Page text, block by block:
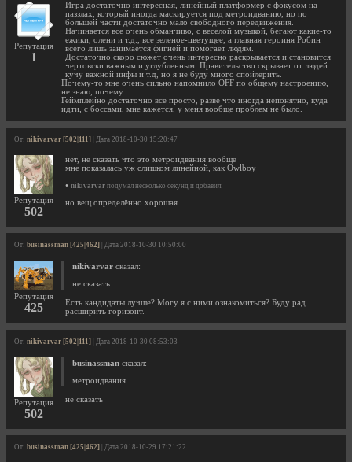
Репутация
1
Игра достаточно интересная, линейный платформер с фокусом на
паззлах, который иногда маскируется под метроидванию, но по
большей части достаточно мало свободного передвижения.
Начинается все очень обманчиво, с веселой музыкой, бегают какие-то
ежики, олени и т.д., все зеленое-цветущее, а главная героиня Робин
всего лишь занимается фигней и помогает людям.
Достаточно скоро сюжет очень интересно раскрывается и становится
чертовски важным и углубленным. Правительство скрывает от людей
кучу важной инфы и т.д, но я не буду много спойлерить.
Почему-то мне очень сильно напомнило OFF по общему настроению,
не знаю, почему.
Геймплейно достаточно все просто, разве что иногда непонятно, куда
идти, с боссами, мне кажется, у меня вообще проблем не было.
От: nikivarvar [502|111] | Дата 2018-10-30 15:20:47
Репутация
502
нет, не сказать что это метроидвания вообще
мне показалась уж слишком линейной, как Owlboy
• nikivarvar подумал несколько секунд и добавил:
но вещ определённо хорошая
От: businassman [425|462] | Дата 2018-10-30 10:50:00
Репутация
425
nikivarvar сказал:
не сказать
Есть кандидаты лучше? Могу я с ними ознакомиться? Буду рад
расширить горизонт.
От: nikivarvar [502|111] | Дата 2018-10-30 08:53:03
Репутация
502
businassman сказал:
метроидвания
не сказать
От: businassman [425|462] | Дата 2018-10-29 17:21:22